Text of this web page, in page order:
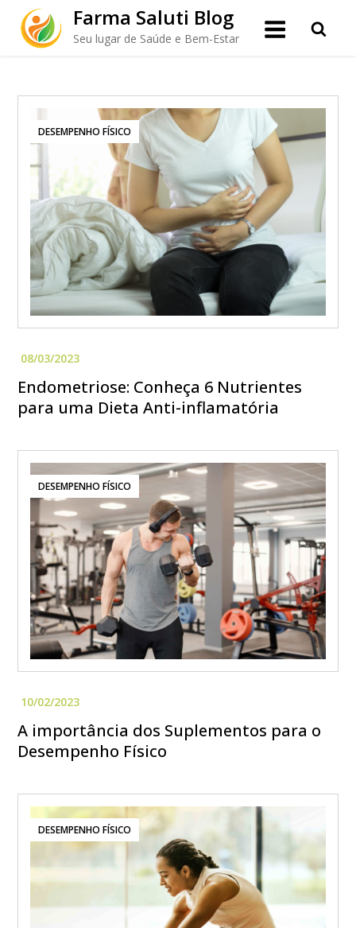
content
Farma Saluti Blog
Seu lugar de Saúde e Bem-Estar
DESEMPENHO FÍSICO
Endometriose: Conheça 6 Nutrientes
para uma Dieta Anti-inflamatória
DESEMPENHO FÍSICO
A importância dos Suplementos para o
Desempenho Físico
DESEMPENHO FÍSICO